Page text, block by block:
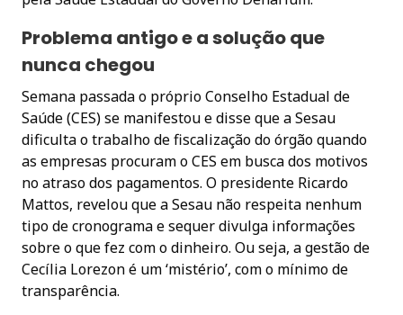
Problema antigo e a solução que
nunca chegou
Semana passada o próprio Conselho Estadual de
Saúde (CES) se manifestou e disse que a Sesau
dificulta o trabalho de fiscalização do órgão quando
as empresas procuram o CES em busca dos motivos
no atraso dos pagamentos. O presidente Ricardo
Mattos, revelou que a Sesau não respeita nenhum
tipo de cronograma e sequer divulga informações
sobre o que fez com o dinheiro. Ou seja, a gestão de
Cecília Lorezon é um ‘mistério’, com o mínimo de
transparência.